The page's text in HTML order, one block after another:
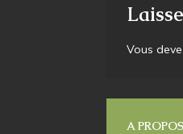
Vous
A PROPOS